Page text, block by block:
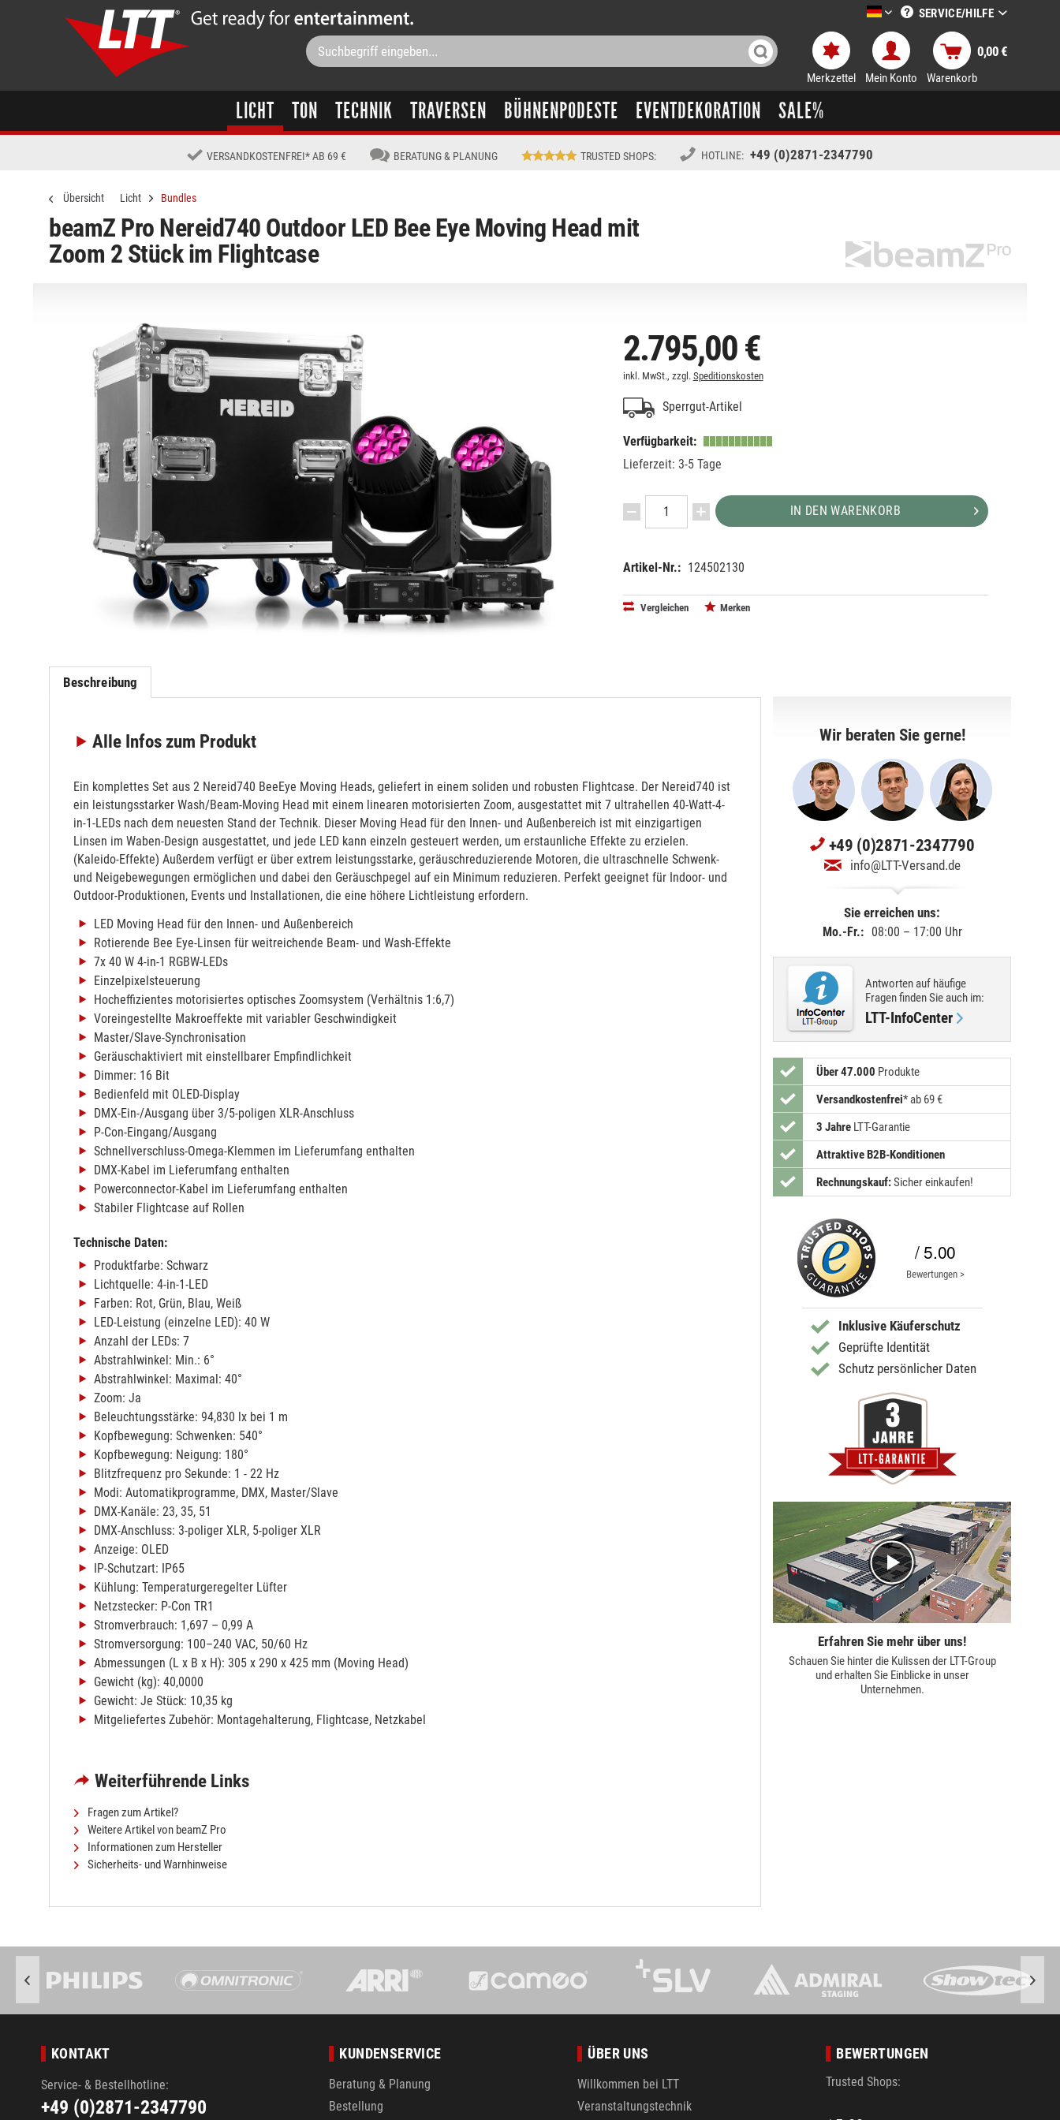
LTT-Versand deutsch
SERVICE/HILFE
Merkzettel Mein Konto Warenkorb
0,00 €
LICHT TON TECHNIK TRAVERSEN BÜHNENPODESTE EVENTDEKORATION SALE%
VERSANDKOSTENFREI* AB 69 € BERATUNG & PLANUNG TRUSTED SHOPS: HOTLINE: +49 (0)2871-2347790
Übersicht Licht Bundles
beamZ Pro Nereid740 Outdoor LED Bee Eye Moving Head mit
Zoom 2 Stück im Flightcase
2.795,00 €
inkl. MwSt., zzgl. Speditionskosten
Sperrgut-Artikel
Verfügbarkeit:
Lieferzeit: 3-5 Tage
IN DEN WARENKORB
Artikel-Nr.: 124502130
Vergleichen Merken
Beschreibung
Alle Infos zum Produkt
Ein komplettes Set aus 2 Nereid740 BeeEye Moving Heads, geliefert in einem soliden und robusten Flightcase. Der Nereid740 ist
ein leistungsstarker Wash/Beam-Moving Head mit einem linearen motorisierten Zoom, ausgestattet mit 7 ultrahellen 40-Watt-4-
in-1-LEDs nach dem neuesten Stand der Technik. Dieser Moving Head für den Innen- und Außenbereich ist mit einzigartigen
Linsen im Waben-Design ausgestattet, und jede LED kann einzeln gesteuert werden, um erstaunliche Effekte zu erzielen.
(Kaleido-Effekte) Außerdem verfügt er über extrem leistungsstarke, geräuschreduzierende Motoren, die ultraschnelle Schwenk-
und Neigebewegungen ermöglichen und dabei den Geräuschpegel auf ein Minimum reduzieren. Perfekt geeignet für Indoor- und
Outdoor-Produktionen, Events und Installationen, die eine höhere Lichtleistung erfordern.
LED Moving Head für den Innen- und Außenbereich
Rotierende Bee Eye-Linsen für weitreichende Beam- und Wash-Effekte
7x 40 W 4-in-1 RGBW-LEDs
Einzelpixelsteuerung
Hocheffizientes motorisiertes optisches Zoomsystem (Verhältnis 1:6,7)
Voreingestellte Makroeffekte mit variabler Geschwindigkeit
Master/Slave-Synchronisation
Geräuschaktiviert mit einstellbarer Empfindlichkeit
Dimmer: 16 Bit
Bedienfeld mit OLED-Display
DMX-Ein-/Ausgang über 3/5-poligen XLR-Anschluss
P-Con-Eingang/Ausgang
Schnellverschluss-Omega-Klemmen im Lieferumfang enthalten
DMX-Kabel im Lieferumfang enthalten
Powerconnector-Kabel im Lieferumfang enthalten
Stabiler Flightcase auf Rollen
Technische Daten:
Produktfarbe: Schwarz
Lichtquelle: 4-in-1-LED
Farben: Rot, Grün, Blau, Weiß
LED-Leistung (einzelne LED): 40 W
Anzahl der LEDs: 7
Abstrahlwinkel: Min.: 6°
Abstrahlwinkel: Maximal: 40°
Zoom: Ja
Beleuchtungsstärke: 94,830 lx bei 1 m
Kopfbewegung: Schwenken: 540°
Kopfbewegung: Neigung: 180°
Blitzfrequenz pro Sekunde: 1 - 22 Hz
Modi: Automatikprogramme, DMX, Master/Slave
DMX-Kanäle: 23, 35, 51
DMX-Anschluss: 3-poliger XLR, 5-poliger XLR
Anzeige: OLED
IP-Schutzart: IP65
Kühlung: Temperaturgeregelter Lüfter
Netzstecker: P-Con TR1
Stromverbrauch: 1,697 – 0,99 A
Stromversorgung: 100–240 VAC, 50/60 Hz
Abmessungen (L x B x H): 305 x 290 x 425 mm (Moving Head)
Gewicht (kg): 40,0000
Gewicht: Je Stück: 10,35 kg
Mitgeliefertes Zubehör: Montagehalterung, Flightcase, Netzkabel
Weiterführende Links
Fragen zum Artikel?
Weitere Artikel von beamZ Pro
Informationen zum Hersteller
Sicherheits- und Warnhinweise
Wir beraten Sie gerne!
+49 (0)2871-2347790
info@LTT-Versand.de
Sie erreichen uns:
Mo.-Fr.: 08:00 – 17:00 Uhr
Antworten auf häufige
Fragen finden Sie auch im:
LTT-InfoCenter
Über 47.000 Produkte
Versandkostenfrei* ab 69 €
3 Jahre LTT-Garantie
Attraktive B2B-Konditionen
Rechnungskauf:Sicher einkaufen!
/ 5.00
Bewertungen >
Inklusive Käuferschutz
Geprüfte Identität
Schutz persönlicher Daten
Erfahren Sie mehr über uns!
Schauen Sie hinter die Kulissen der LTT-Group
und erhalten Sie Einblicke in unser
Unternehmen.
KONTAKT
Service- & Bestellhotline:
+49 (0)2871-2347790
KUNDENSERVICE
Beratung & Planung
Bestellung
ÜBER UNS
Willkommen bei LTT
Veranstaltungstechnik
BEWERTUNGEN
Trusted Shops: